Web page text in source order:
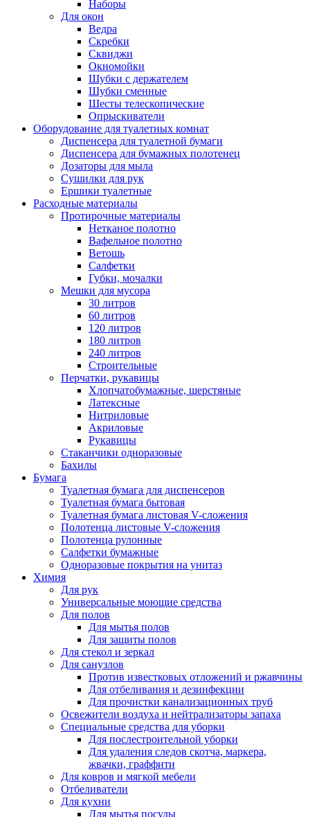
Наборы
Для окон
Ведра
Скребки
Сквиджи
Окномойки
Шубки с держателем
Шубки сменные
Шесты телескопические
Опрыскиватели
Оборудование для туалетных комнат
Диспенсера для туалетной бумаги
Диспенсера для бумажных полотенец
Дозаторы для мыла
Сушилки для рук
Ершики туалетные
Расходные материалы
Протирочные материалы
Нетканое полотно
Вафельное полотно
Ветошь
Салфетки
Губки, мочалки
Мешки для мусора
30 литров
60 литров
120 литров
180 литров
240 литров
Строительные
Перчатки, рукавицы
Хлопчатобумажные, шерстяные
Латексные
Нитриловые
Акриловые
Рукавицы
Стаканчики одноразовые
Бахилы
Бумага
Туалетная бумага для диспенсеров
Туалетная бумага бытовая
Туалетная бумага листовая V-сложения
Полотенца листовые V-сложения
Полотенца рулонные
Салфетки бумажные
Одноразовые покрытия на унитаз
Химия
Для рук
Универсальные моющие средства
Для полов
Для мытья полов
Для защиты полов
Для стекол и зеркал
Для санузлов
Против известковых отложений и ржавчины
Для отбеливания и дезинфекции
Для прочистки канализационных труб
Освежители воздуха и нейтрализаторы запаха
Специальные средства для уборки
Для послестроительной уборки
Для удаления следов скотча, маркера,
жвачки, граффити
Для ковров и мягкой мебели
Отбеливатели
Для кухни
Для мытья посуды